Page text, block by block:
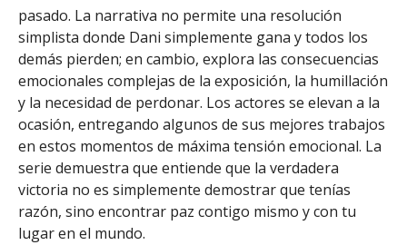
pasado. La narrativa no permite una resolución
simplista donde Dani simplemente gana y todos los
demás pierden; en cambio, explora las consecuencias
emocionales complejas de la exposición, la humillación
y la necesidad de perdonar. Los actores se elevan a la
ocasión, entregando algunos de sus mejores trabajos
en estos momentos de máxima tensión emocional. La
serie demuestra que entiende que la verdadera
victoria no es simplemente demostrar que tenías
razón, sino encontrar paz contigo mismo y con tu
lugar en el mundo.